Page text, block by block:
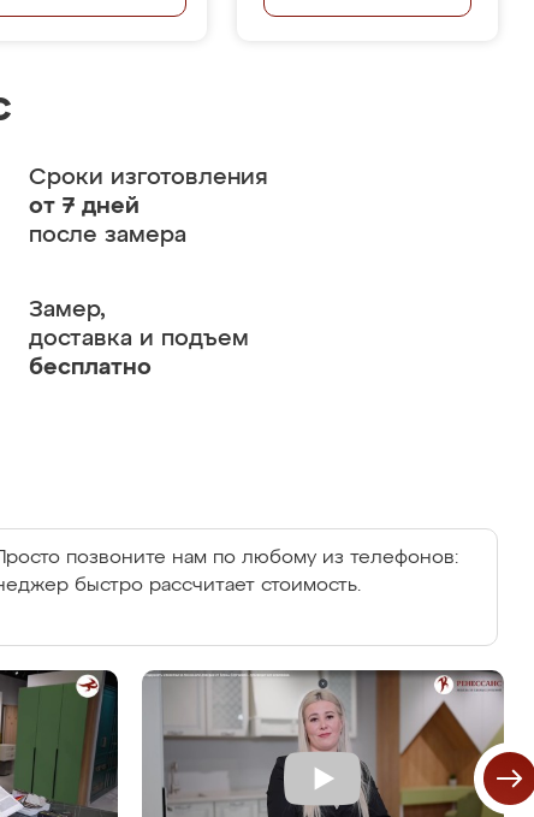
Сроки изготовления
от 7 дней
после замера
Замер,
доставка и подъем
бесплатно
позвоните нам по любому из телефонов:
быстро рассчитает стоимость.